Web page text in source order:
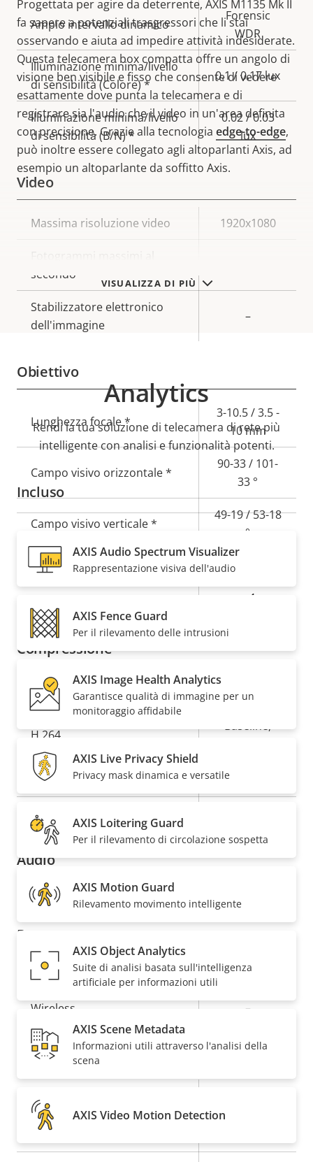
Progettata per agire da deterrente, AXIS M1135 Mk II
fa sapere a potenziali trasgressori che li stai
osservando e aiuta ad impedire attività indesiderate.
Questa telecamera box compatta offre un angolo di
visione ben visibile e fisso che consente di vedere
esattamente dove punta la telecamera e di
registrare sia l'audio che il video in un'area definita
con precisione. Grazie alla tecnologia edge-to-edge,
può inoltre essere collegato agli altoparlanti Axis, ad
esempio un altoparlante da soffitto Axis.
VISUALIZZA DI PIÙ
Ampio intervallo dinamico
Forensic
WDR
Illuminazione minima/livello
di sensibilità (Colore) *
0.1 / 0.17 lux
Illuminazione minima/livello
di sensibilità (B/N) *
0.02 / 0.03
lux
Video
Descrizione
Valore
Massima risoluzione video 1920x1080
secondo
Stabilizzatore elettronico
dell'immagine
–
Obiettivo
della
proprietà
Valore
della
proprietà
Lunghezza focale *
3-10.5 / 3.5 -
10 mm
Campo visivo orizzontale *
90-33 / 101-
33 °
Campo visivo verticale *
49-19 / 53-18
°
Attacco obiettivo
Compressione
Descrizione
della
proprietà
Valore
della
proprietà
Zipstream
H.264
Baseline,
H.265
AV1
Audio
Descrizione
della
Valore
della
Supporto audio Yes
Rete
Descrizione
proprietà
Valore
Classe PoE 3
Wireless –
Sicurezza
della
proprietà
della
SO firmato
Avvio sicuro
Analytics
Rendi la tua soluzione di telecamera di rete più
intelligente con analisi e funzionalità potenti.
Incluso
AXIS Audio Spectrum Visualizer
Rappresentazione visiva dell'audio
AXIS Fence Guard
Per il rilevamento delle intrusioni
AXIS Image Health Analytics
Garantisce qualità di immagine per un
monitoraggio affidabile
AXIS Live Privacy Shield
Privacy mask dinamica e versatile
AXIS Loitering Guard
Per il rilevamento di circolazione sospetta
AXIS Motion Guard
Rilevamento movimento intelligente
AXIS Object Analytics
Suite di analisi basata sull'intelligenza
artificiale per informazioni utili
AXIS Scene Metadata
Informazioni utili attraverso l'analisi della
scena
AXIS Video Motion Detection